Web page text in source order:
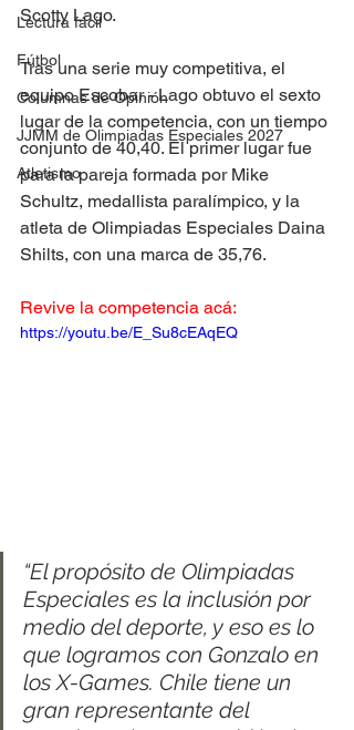
Lectura fácil
Fútbol
Columnas de Opinión
JJMM de Olimpiadas Especiales 2027
Atletismo
Scotty Lago.
Tras una serie muy competitiva, el
equipo Escobar - Lago obtuvo el sexto
lugar de la competencia, con un tiempo
conjunto de 40,40. El primer lugar fue
para la pareja formada por Mike
Schultz, medallista paralímpico, y la
atleta de Olimpiadas Especiales Daina
Shilts, con una marca de 35,76.
Revive la competencia acá:
https://youtu.be/E_Su8cEAqEQ
“El propósito de Olimpiadas
Especiales es la inclusión por
medio del deporte, y eso es lo
que logramos con Gonzalo en
los X-Games. Chile tiene un
gran representante del